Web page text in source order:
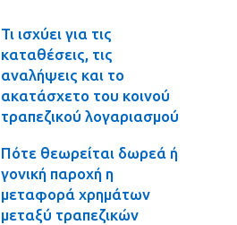
Τι ισχύει για τις
καταθέσεις, τις
αναλήψεις και το
ακατάσχετο του κοινού
τραπεζικού λογαριασμού
Πότε θεωρείται δωρεά ή
γονική παροχή η
μεταφορά χρημάτων
μεταξύ τραπεζικών